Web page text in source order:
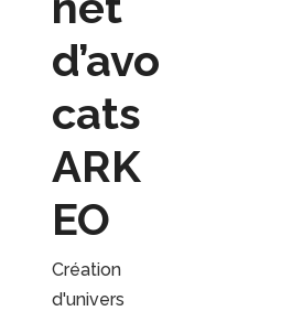
d’avo
cats
ARK
EO
Création
d'univers